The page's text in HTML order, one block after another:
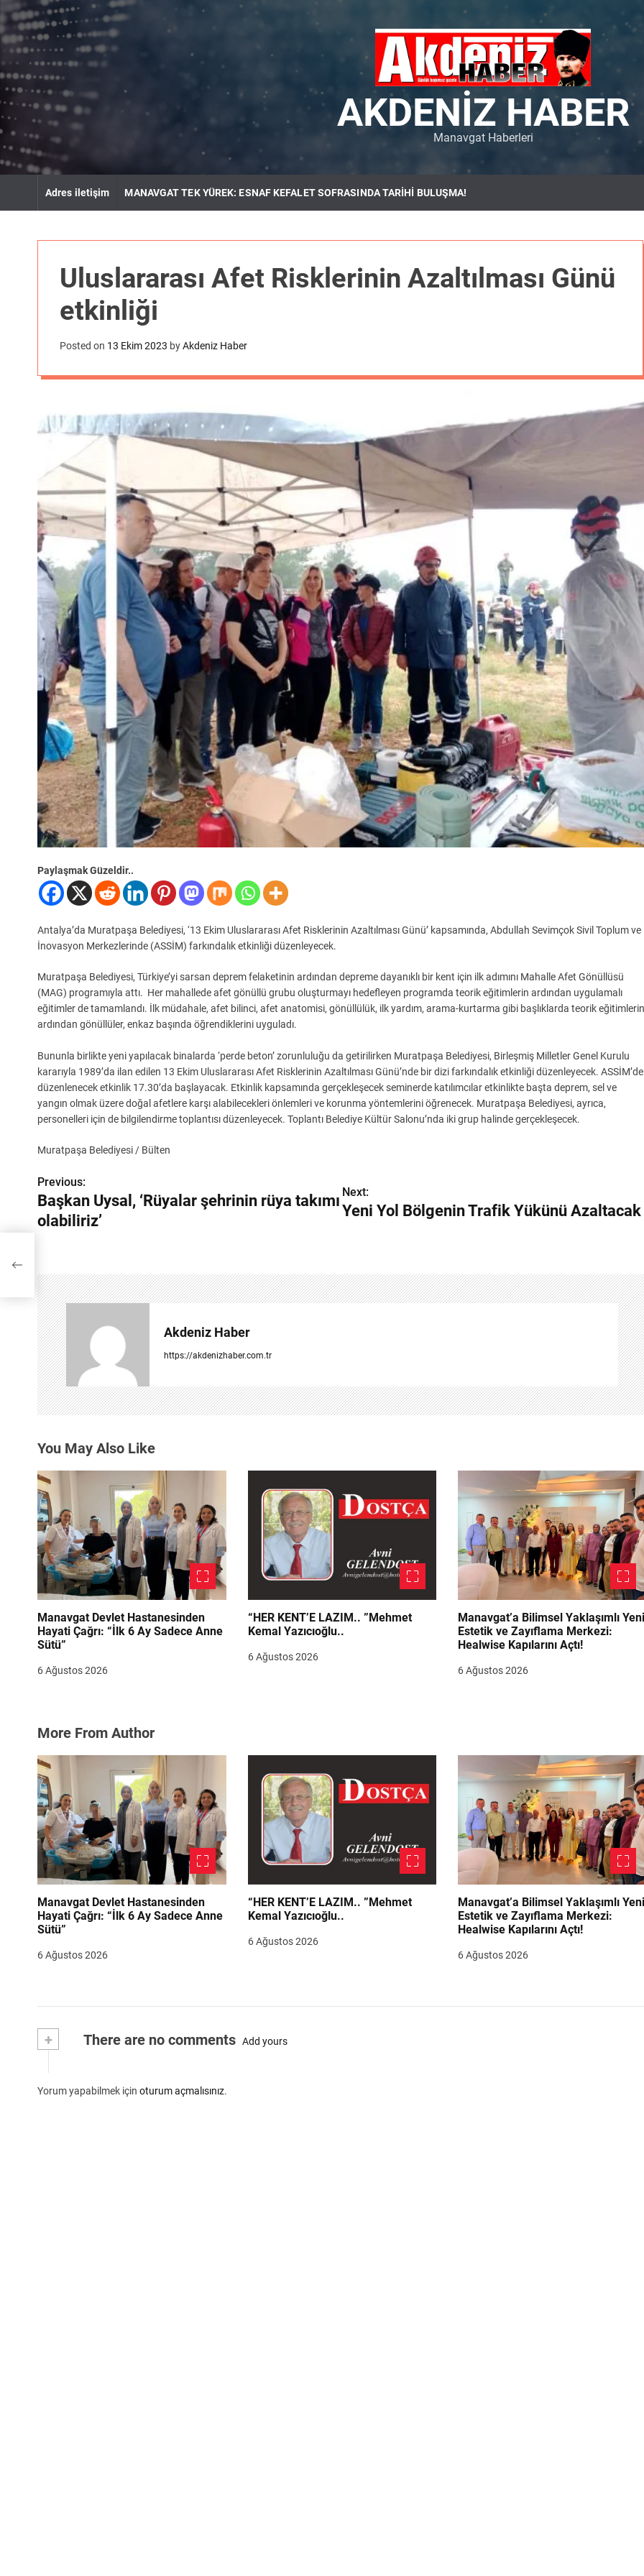
k
t
c
o
n
e
AKDENIZ HABER
Manavgat Haberleri
Adres iletişim MANAVGAT TEK YÜREK: ESNAF KEFALET SOFRASINDA TARİHİ BULUŞMA!
Uluslararası Afet Risklerinin Azaltılması Günü
etkinliği
Posted on 13 Ekim 2023 byAkdeniz Haber
Paylaşmak Güzeldir..
Antalya’da Muratpaşa Belediyesi, ‘13 Ekim Uluslararası Afet Risklerinin Azaltılması Günü’ kapsamında, Abdullah Sevimçok Sivil Toplum ve
İnovasyon Merkezlerinde (ASSİM) farkındalık etkinliği düzenleyecek.
Muratpaşa Belediyesi, Türkiye’yi sarsan deprem felaketinin ardından depreme dayanıklı bir kent için ilk adımını Mahalle Afet Gönüllüsü
(MAG) programıyla attı. Her mahallede afet gönüllü grubu oluşturmayı hedefleyen programda teorik eğitimlerin ardından uygulamalı
eğitimler de tamamlandı. İlk müdahale, afet bilinci, afet anatomisi, gönüllülük, ilk yardım, arama-kurtarma gibi başlıklarda teorik eğitimlerin
ardından gönüllüler, enkaz başında öğrendiklerini uyguladı.
Bununla birlikte yeni yapılacak binalarda ‘perde beton’ zorunluluğu da getirilirken Muratpaşa Belediyesi, Birleşmiş Milletler Genel Kurulu
kararıyla 1989’da ilan edilen 13 Ekim Uluslararası Afet Risklerinin Azaltılması Günü’nde bir dizi farkındalık etkinliği düzenleyecek. ASSİM’de
düzenlenecek etkinlik 17.30’da başlayacak. Etkinlik kapsamında gerçekleşecek seminerde katılımcılar etkinlikte başta deprem, sel ve
yangın olmak üzere doğal afetlere karşı alabilecekleri önlemleri ve korunma yöntemlerini öğrenecek. Muratpaşa Belediyesi, ayrıca,
personelleri için de bilgilendirme toplantısı düzenleyecek. Toplantı Belediye Kültür Salonu’nda iki grup halinde gerçekleşecek.
Muratpaşa Belediyesi / Bülten
Y
a
g
e
z
i
n
e
s
i
Previous:
Başkan Uysal, ‘Rüyalar şehrinin rüya takımı
olabiliriz’
Next:
Yeni Yol Bölgenin Trafik Yükünü Azaltacak
Akdeniz Haber
https://akdenizhaber.com.tr
You May Also Like
Manavgat Devlet Hastanesinden
Hayati Çağrı: “İlk 6 Ay Sadece Anne
Sütü”
6 Ağustos 2026
“HER KENT’E LAZIM.. ”Mehmet
Kemal Yazıcıoğlu..
6 Ağustos 2026
Manavgat’a Bilimsel Yaklaşımlı
Estetik ve Zayıflama Merkezi:
Healwise Kapılarını Açtı!
6 Ağustos 2026
More From Author
Manavgat Devlet Hastanesinden
Hayati Çağrı: “İlk 6 Ay Sadece Anne
Sütü”
6 Ağustos 2026
“HER KENT’E LAZIM.. ”Mehmet
Kemal Yazıcıoğlu..
6 Ağustos 2026
Manavgat’a Bilimsel Yaklaşımlı
Estetik ve Zayıflama Merkezi:
Healwise Kapılarını Açtı!
6 Ağustos 2026
+ There are no comments Add yours
Yorum yapabilmek için oturum açmalısınız.